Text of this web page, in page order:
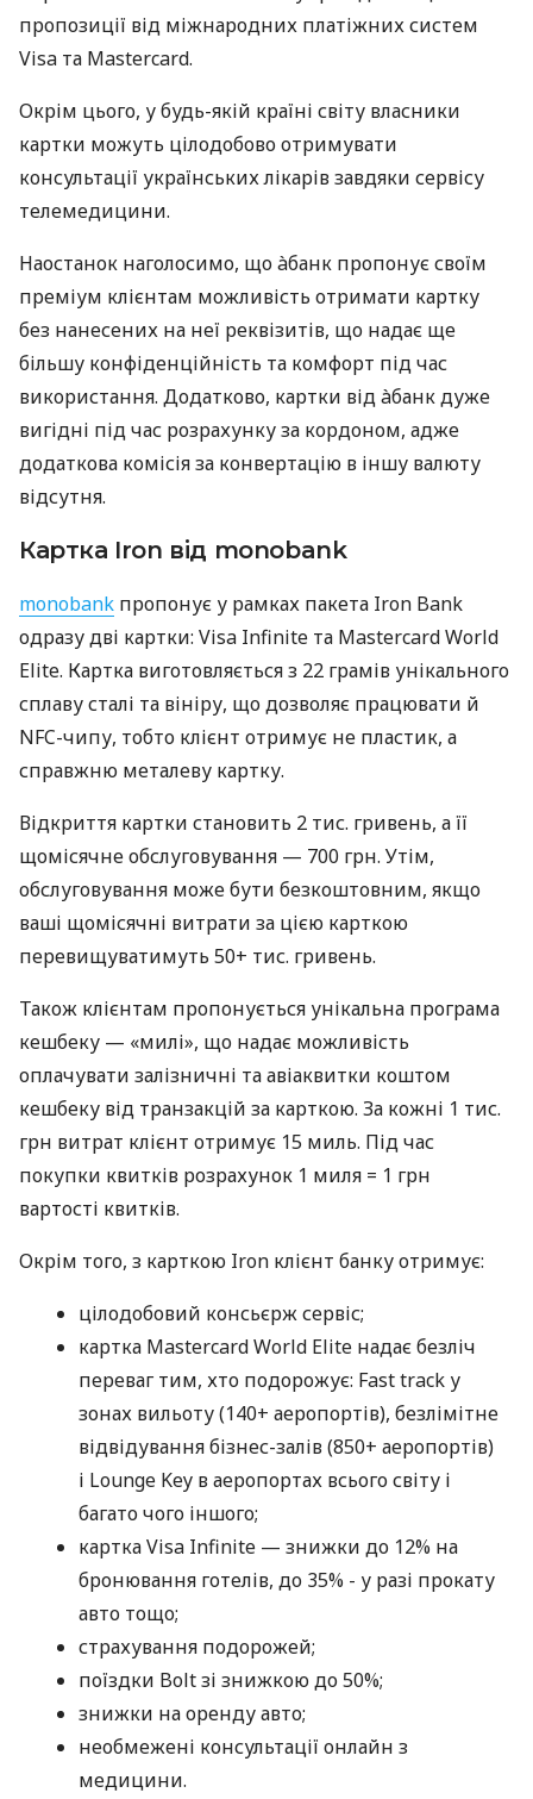
пропозиції від міжнародних платіжних систем
Visa та Mastercard.
Окрім цього, у будь-якій країні світу власники
картки можуть цілодобово отримувати
консультації українських лікарів завдяки сервісу
телемедицини.
Наостанок наголосимо, що àбанк пропонує своїм
преміум клієнтам можливість отримати картку
без нанесених на неї реквізитів, що надає ще
більшу конфіденційність та комфорт під час
використання. Додатково, картки від àбанк дуже
вигідні під час розрахунку за кордоном, адже
додаткова комісія за конвертацію в іншу валюту
відсутня.
Картка Iron від monobank
monobank пропонує у рамках пакета Iron Bank
одразу дві картки: Visa Infinite та Mastercard World
Elite. Картка виготовляється з 22 грамів унікального
сплаву сталі та вініру, що дозволяє працювати й
NFC-чипу, тобто клієнт отримує не пластик, а
справжню металеву картку.
Відкриття картки становить 2 тис. гривень, а її
щомісячне обслуговування — 700 грн. Утім,
обслуговування може бути безкоштовним, якщо
ваші щомісячні витрати за цією карткою
перевищуватимуть 50+ тис. гривень.
Також клієнтам пропонується унікальна програма
кешбеку — «милі», що надає можливість
оплачувати залізничні та авіаквитки коштом
кешбеку від транзакцій за карткою. За кожні 1 тис.
грн витрат клієнт отримує 15 миль. Під час
покупки квитків розрахунок 1 миля = 1 грн
вартості квитків.
Окрім того, з карткою Iron клієнт банку отримує:
цілодобовий консьєрж сервіс;
картка Mastercard World Elite надає безліч
переваг тим, хто подорожує: Fast track у
зонах вильоту (140+ аеропортів), безлімітне
відвідування бізнес-залів (850+ аеропортів)
і Lounge Key в аеропортах всього світу і
багато чого іншого;
картка Visa Infinite — знижки до 12% на
бронювання готелів, до 35% - у разі прокату
авто тощо;
страхування подорожей;
поїздки Bolt зі знижкою до 50%;
знижки на оренду авто;
необмежені консультації онлайн з
медицини.